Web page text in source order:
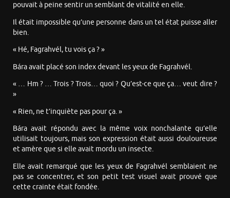
pouvait à peine sentir un semblant de vitalité en elle.
Il était impossible qu’une personne dans un tel état puisse aller
bien.
« Hé, Fagrahvél, tu vois ça ? »
Bára avait placé son index devant les yeux de Fagrahvél.
« … Hm ? … Trois ? Trois… quoi ? Qu’est-ce que ça… veut dire ?
»
« Rien, ne t’inquiète pas pour ça. »
Bára avait répondu avec la même voix nonchalante qu’elle
utilisait toujours, mais son expression était aussi douloureuse
et amère que si elle avait mordu un insecte.
Elle avait remarqué que les yeux de Fagrahvél semblaient ne
pas se concentrer, et son petit test visuel avait prouvé que
cette crainte était fondée.